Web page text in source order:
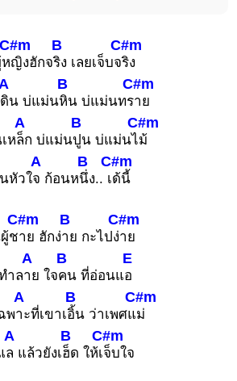
C#m
ญิงฮักจ
B
ริง เลยเจ็บจ
C#m
ริง
A
ดิน บ่แม่น
B
หิน บ่แม่นทร
C#m
าย
ห
A
ล็ก บ่แม่น
B
ปูน บ่แม่นไ
C#m
ม้
หัวใ
A
จ ก้อนห
B
นึ่ง.. เ
C#m
ด้นี้
ช
C#m
าย ฮักง่
B
าย กะไปง่
C#m
าย
ำล
A
าย ใจ
B
คน ที่อ่อนแ
E
อ
พ
A
าะที่เขาเ
B
อิ้น ว่าเพศแ
C#m
ม่
A
ล แล้วยังเ
B
ฮ็ด ให้เ
C#m
จ็บใจ